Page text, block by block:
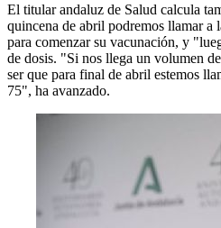
El titular andaluz de Salud calcula
quincena de abril podremos llamar a
para comenzar su vacunación, y
de dosis. "Si nos llega un volumen
ser que para final de abril estemos
75", ha avanzado.